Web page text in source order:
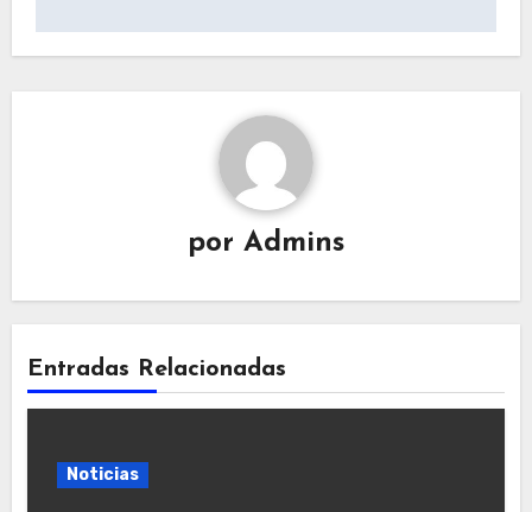
por Admins
Entradas Relacionadas
Noticias